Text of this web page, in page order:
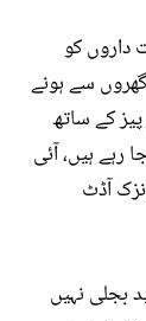
داروں کو
سے ہونے
کے ساتھ
رہے ہیں، آئی
آڈٹ
بجلی نہیں